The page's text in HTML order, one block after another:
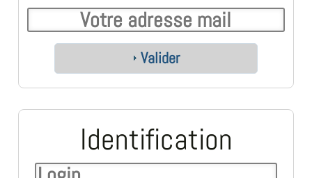
Valider
Identification